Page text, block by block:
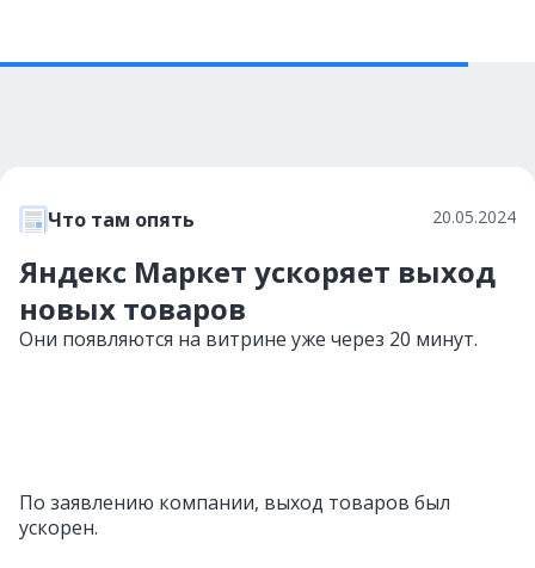
Что там опять 20.05.2024
Яндекс Маркет ускоряет выход
новых товаров
Они появляются на витрине уже через 20 минут.
По заявлению компании, выход товаров был
ускорен.